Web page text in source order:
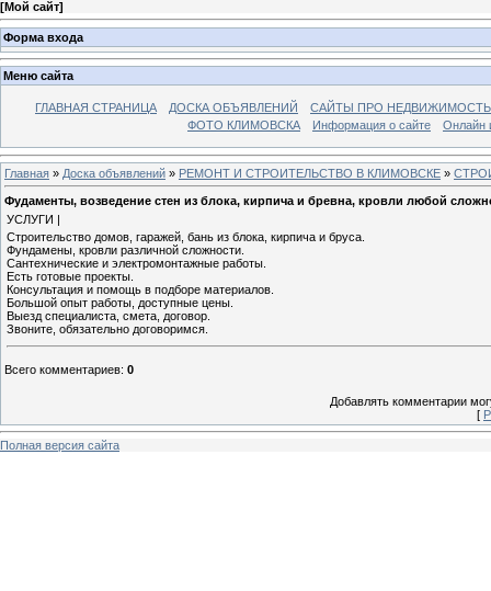
[Мой сайт]
Форма входа
Меню сайта
ГЛАВНАЯ СТРАНИЦА ДОСКА ОБЪЯВЛЕНИЙ
САЙТЫ ПРО
ФОТО КЛИМОВСКА
Информация о сайте Онлайн
Главная » Доска объявлений » РЕМОНТ И СТРОИТЕЛЬСТВО В КЛИМОВСКЕ »
Фудаменты, возведение стен из блока, кирпича и бревна, кровли любой
УСЛУГИ |
Строительство домов, гаражей, бань из блока, кирпича и бруса.
Фундамены, кровли различной сложности.
Сантехнические и электромонтажные работы.
Есть готовые проекты.
Консультация и помощь в подборе материалов.
Большой опыт работы, доступные цены.
Выезд специалиста, смета, договор.
Звоните, обязательно договоримся.
Всего комментариев: 0
Добавлять комментарии
[
Полная версия сайта